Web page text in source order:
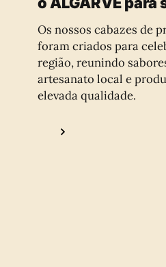
Os nossos cabazes de
foram criados para
região, reunindo
artesanato local e
elevada qualidade.
Escolhas